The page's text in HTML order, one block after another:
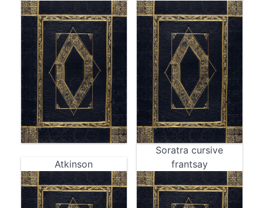
Atkinson
Soratra cursive
frantsay